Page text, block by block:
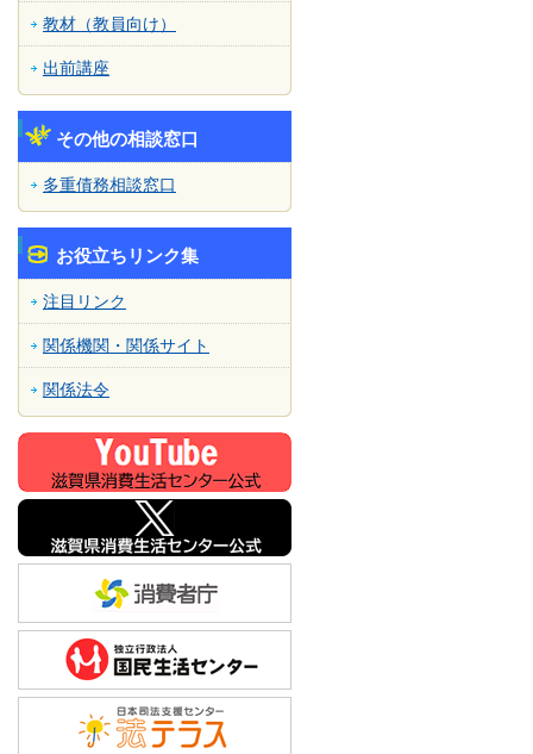
教材（教員向け）
出前講座
その他の相談窓口
多重債務相談窓口
お役立ちリンク集
注目リンク
関係機関・関係サイト
関係法令